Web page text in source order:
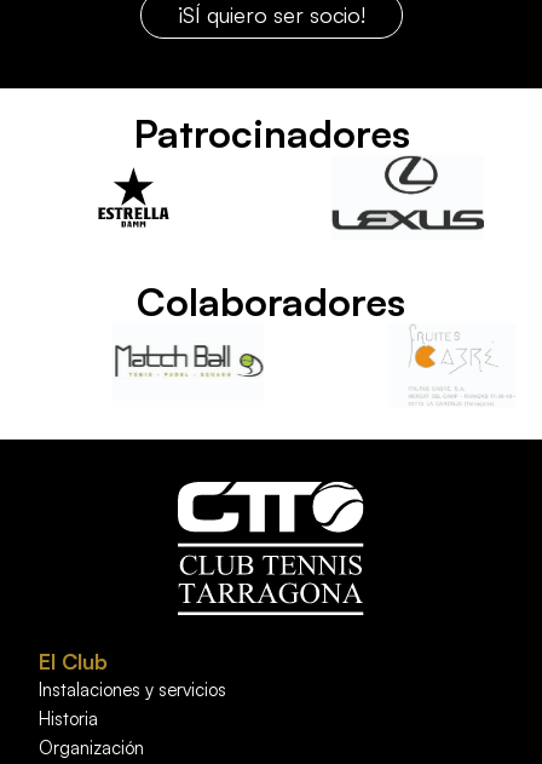
¡SÍ quiero ser socio!
Patrocinadores
Colaboradores
El Club
Instalaciones y servicios
Historia
Organización